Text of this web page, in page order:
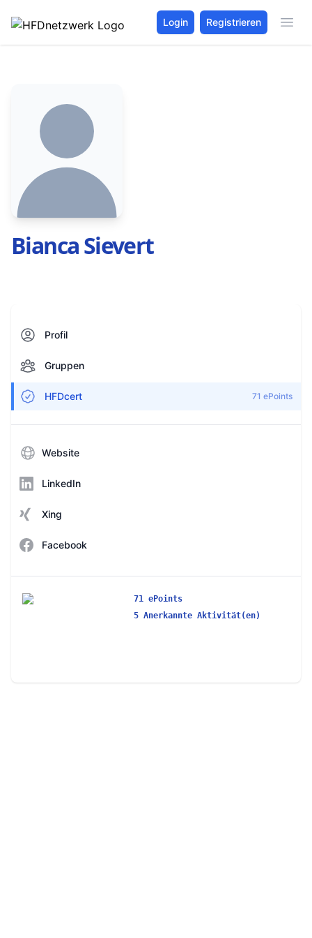
Login Registrieren
Bianca Sievert
Profil
Gruppen
HFDcert 71 ePoints
Website
LinkedIn
Xing
Facebook
71 ePoints
5 Anerkannte Aktivität(en)